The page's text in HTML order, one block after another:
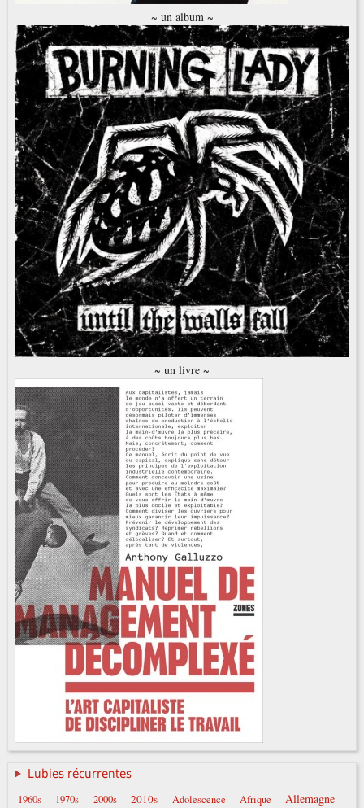
~ un album ~
~ un livre ~
Lubies récurrentes
1960s 1970s 2000s 2010s Adolescence Afrique Allemagne